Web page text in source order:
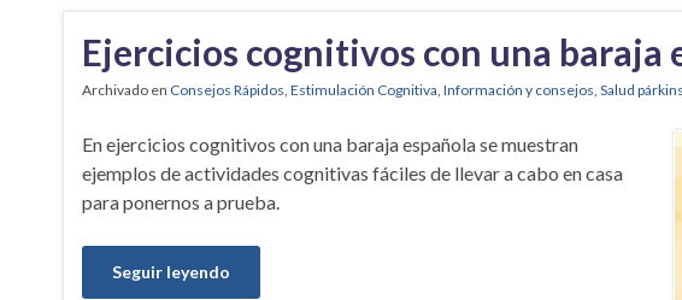
Ejercicios cognitivos con una baraja
Archivado en Consejos Rápidos Estimulación Cognitiva Información y consejos Salud
En ejercicios cognitivos con una baraja española se muestran
ejemplos de actividades cognitivas fáciles de llevar a cabo en casa
para ponernos a prueba.
Seguir leyendo